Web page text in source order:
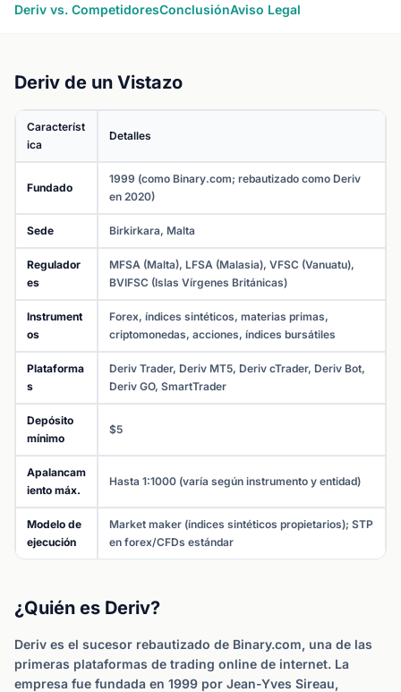
Deriv vs. CompetidoresConclusiónAviso Legal
Deriv de un Vistazo
Característ
ica
Detalles
Fundado
1999 (como Binary.com; rebautizado como Deriv
en 2020)
Sede Birkirkara, Malta
Regulador
es
MFSA (Malta), LFSA (Malasia), VFSC (Vanuatu),
BVIFSC (Islas Vírgenes Británicas)
Instrument
os
Forex, índices sintéticos, materias primas,
criptomonedas, acciones, índices bursátiles
Plataforma
s
Deriv Trader, Deriv MT5, Deriv cTrader, Deriv Bot,
Deriv GO, SmartTrader
Depósito
mínimo
$5
Apalancam
iento máx.
Hasta 1:1000 (varía según instrumento y entidad)
Modelo de
ejecución
Market maker (índices sintéticos propietarios); STP
en forex/CFDs estándar
¿Quién es Deriv?
Deriv es el sucesor rebautizado de Binary.com, una de las
primeras plataformas de trading online de internet. La
empresa fue fundada en 1999 por Jean-Yves Sireau,